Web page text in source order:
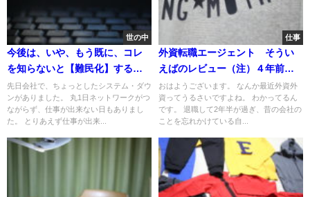
世の中
今後は、いや、もう既に、コレ
を知らないと【難民化】する世
なんだな、どこまでついていけ
るかな
先日会社で、ちょっとしたシステム・ダウ
ンがありました。 丸1日ネットワークがつ
ながらず、仕事が出来ない日もありまし
た。 とりあえず仕事が出来...
仕事
外資転職エージェント そうい
えばのレビュー（注）４年前の
話です
おはようございます。 なんか最近外資外
資ってうるさいですよね。 わかってるん
です。 退職して2年半が過ぎ、昔の会社の
ことを忘れかけている自...